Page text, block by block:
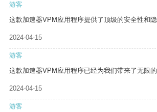
游客
这款加速器VPM应用程序提供了顶级的安全性和隐
2024-04-15
游客
这款加速器VPM应用程序已经为我们带来了无限的
2024-04-15
游客